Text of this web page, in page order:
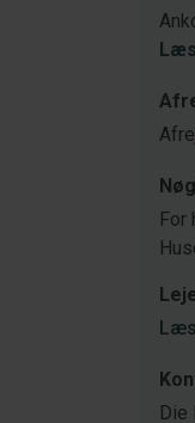
For
Die